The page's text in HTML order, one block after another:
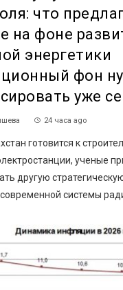
что
на фоне
энергетики
фон
уже
24 часа ago
готовится к
ученые
другую
системы